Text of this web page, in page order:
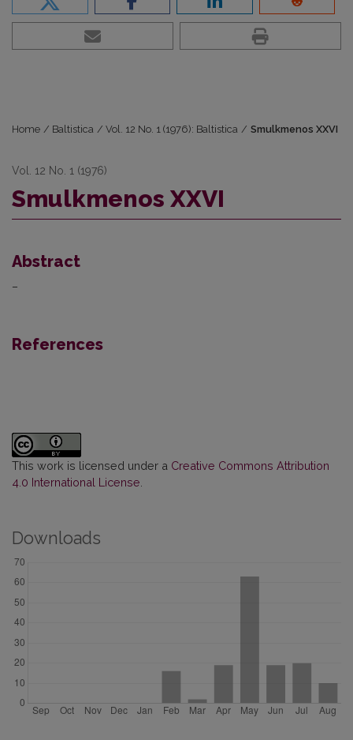
Home / Baltistica / Vol. 12 No. 1 (1976): Baltistica / Smulkmenos XXVI
Vol. 12 No. 1 (1976)
Smulkmenos XXVI
Abstract
–
References
This work is licensed under a Creative Commons Attribution
4.0 International License
Downloads